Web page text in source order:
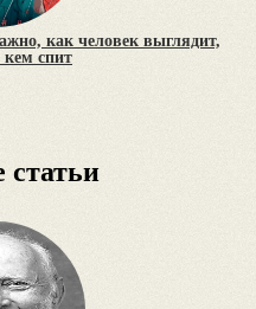
как человек выглядит,
кем спит
статьи